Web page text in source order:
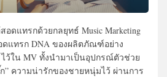
อดแทรกด้วยกลยุทธ์ Music Marketing
ดแทรก DNA ของผลิตภัณฑ์อย่าง
ไว้ใน MV ทั้งนำมาเป็นอุปกรณ์ตัวช่วย
” ความน่ารักของชายหนุ่มไว้ ผ่านการ